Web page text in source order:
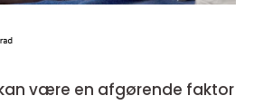
være en afgørende faktor